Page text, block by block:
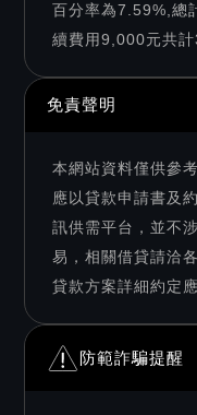
百分率為7.59%,總
續費用9,000元共計
免責聲明
本網站資料僅供參
應以貸款申請書及
訊供需平台，並不
易，相關借貸請洽
貸款方案詳細約定
防範詐騙提醒